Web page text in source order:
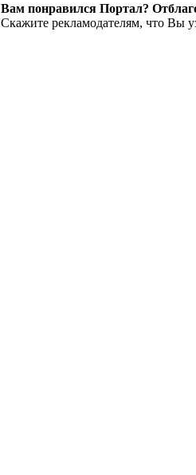
Вам понравился Портал?
Скажите рекламодателям, что Вы